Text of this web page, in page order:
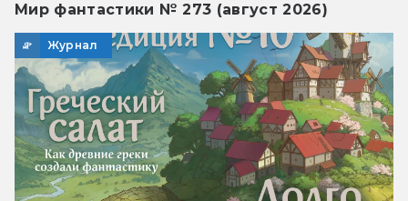
Мир фантастики № 273 (август 2026)
Журнал